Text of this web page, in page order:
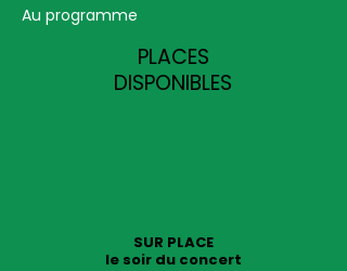
Au programme
PLACES
DISPONIBLES
SUR PLACE
le soir du concert